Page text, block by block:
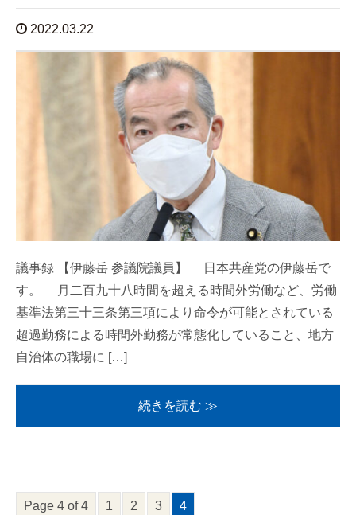
2022.03.22
議事録 【伊藤岳 参議院議員】 日本共産党の伊藤岳で
す。 月二百九十八時間を超える時間外労働など、労働
基準法第三十三条第三項により命令が可能とされている
超過勤務による時間外勤務が常態化していること、地方
自治体の職場に […]
続きを読む ≫
Page 4 of 4 1 2 3 4